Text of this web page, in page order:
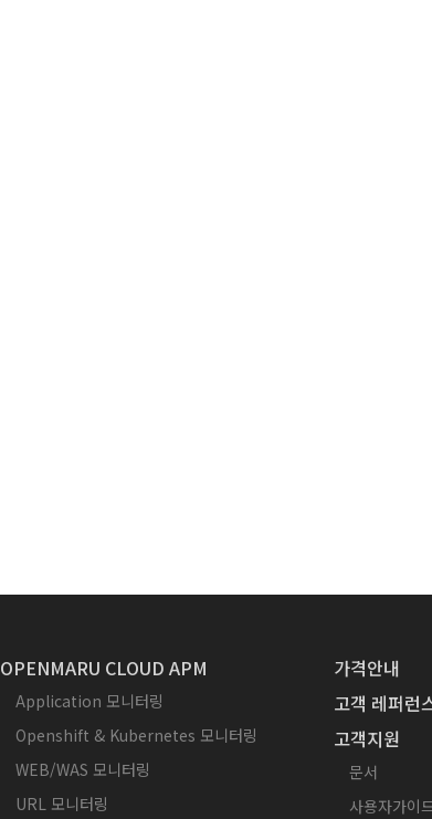
OPENMARU CLOUD APM
Application 모니터링
Openshift & Kubernetes 모니터링
WEB/WAS 모니터링
URL 모니터링
가격안내
고객 레퍼런
고객지원
문서
사용자가이